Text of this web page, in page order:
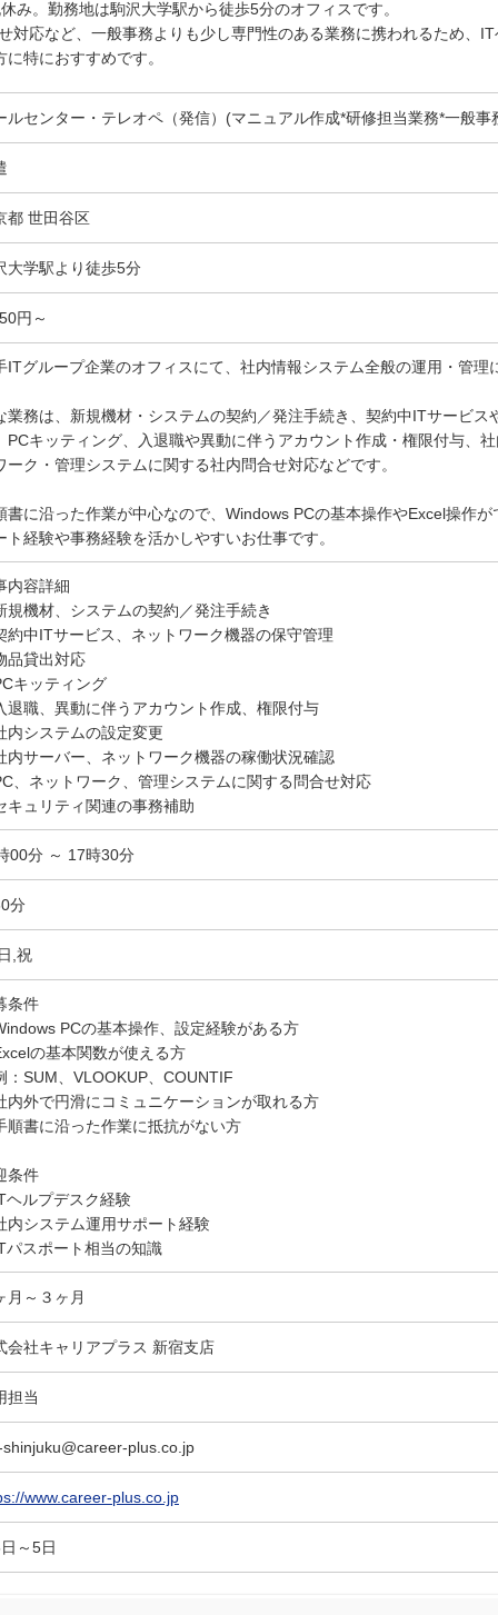
み。勤務地は駒沢大学駅から徒歩5分のオフィスです。
対応など、一般事務よりも少し専門性のある業務に携われるため、
特におすすめです。
ルセンター・テレオペ（発信）(マニュアル作成*研修担当業務*一般事
都 世田谷区
大学駅より徒歩5分
円～
ITグループ企業のオフィスにて、社内情報システム全般の運用・管理
業務は、新規機材・システムの契約／発注手続き、契約中ITサービス
PCキッティング、入退職や異動に伴うアカウント作成・権限付与、
ーク・管理システムに関する社内問合せ対応などです。
書に沿った作業が中心なので、Windows PCの基本操作やExcel操作
ト経験や事務経験を活かしやすいお仕事です。
内容詳細
規機材、システムの契約／発注手続き
約中ITサービス、ネットワーク機器の保守管理
品貸出対応
キッティング
退職、異動に伴うアカウント作成、権限付与
内システムの設定変更
内サーバー、ネットワーク機器の稼働状況確認
、ネットワーク、管理システムに関する問合せ対応
キュリティ関連の事務補助
00分 ～ 17時30分
分
,祝
条件
PCの基本操作、設定経験がある方
の基本関数が使える方
SUM、VLOOKUP、COUNTIF
内外で円滑にコミュニケーションが取れる方
順書に沿った作業に抵抗がない方
条件
ヘルプデスク経験
内システム運用サポート経験
パスポート相当の知識
月～３ヶ月
会社キャリアプラス 新宿支店
担当
plus.co.jp
www.career-plus.co.jp
～5日